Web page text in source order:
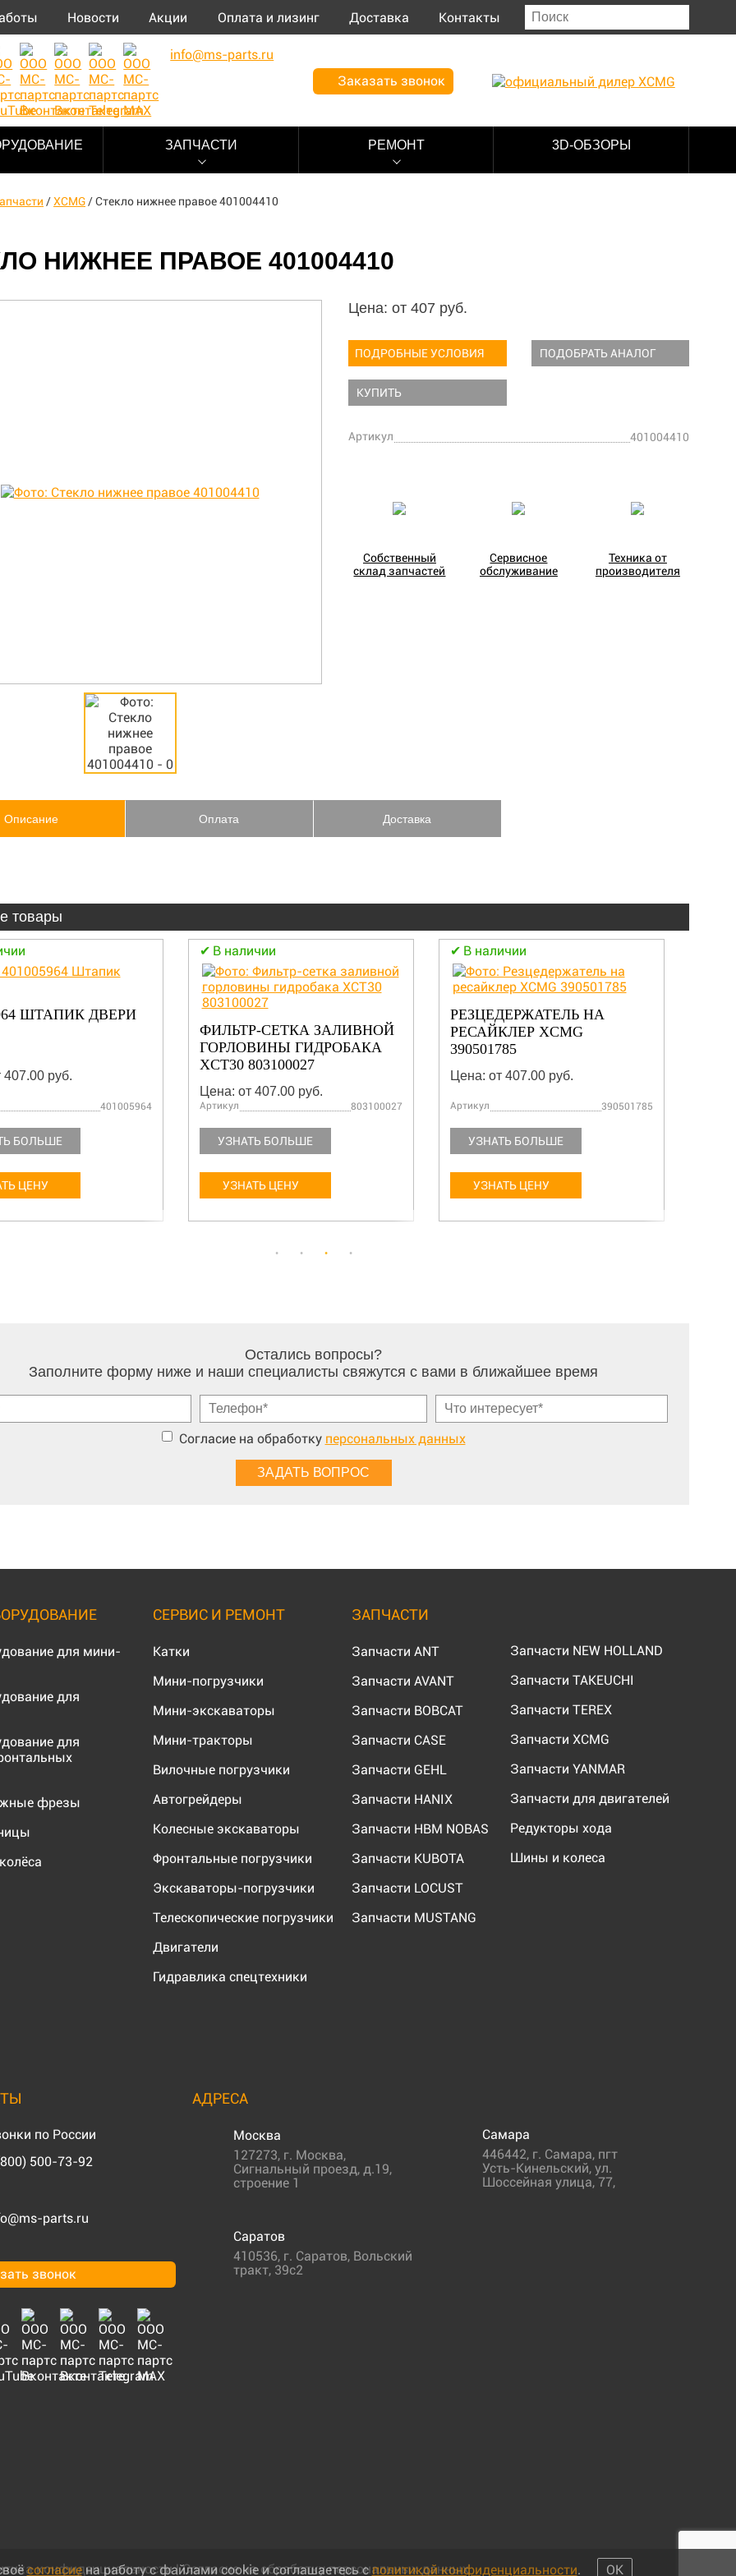
Новости Акции Оплата и лизинг Доставка Контакты
info@ms-parts.ru
Заказать звонок
ЗАПЧАСТИ РЕМОНТ 3D-ОБЗОРЫ
/XCMG /Стекло нижнее правое 401004410
НИЖНЕЕ ПРАВОЕ 401004410
Цена: от 407 руб.
ПОДРОБНЫЕ УСЛОВИЯ ПОДОБРАТЬ АНАЛОГ
КУПИТЬ
Артикул 401004410
Собственный
склад запчастей
Сервисное
обслуживание
Техника от
производителя
Описание Оплата Доставка
товары
ШТАПИК ДВЕРИ
407.00 руб.
401005964
БОЛЬШЕ
ЦЕНУ
В наличии
ФИЛЬТР-СЕТКА ЗАЛИВНОЙ
ГОРЛОВИНЫ ГИДРОБАКА
XCT30 803100027
Цена: от 407.00 руб.
Артикул 803100027
УЗНАТЬ БОЛЬШЕ
УЗНАТЬ ЦЕНУ
В наличии
РЕЗЦЕДЕРЖАТЕЛЬ НА
РЕСАЙКЛЕР XCMG
390501785
Цена: от 407.00 руб.
Артикул 390501785
УЗНАТЬ БОЛЬШЕ
УЗНАТЬ ЦЕНУ
Остались вопросы?
Заполните форму ниже и наши специалисты свяжутся с вами в ближайшее время
Согласие на обработку персональных данных
для мини-
для
для
фрезы
СЕРВИС И РЕМОНТ
Катки
Мини-погрузчики
Мини-экскаваторы
Мини-тракторы
Вилочные погрузчики
Автогрейдеры
Колесные экскаваторы
Фронтальные погрузчики
Экскаваторы-погрузчики
Телескопические погрузчики
Двигатели
Гидравлика спецтехники
ЗАПЧАСТИ
Запчасти ANT
Запчасти AVANT
Запчасти BOBCAT
Запчасти CASE
Запчасти GEHL
Запчасти HANIX
Запчасти HBM NOBAS
Запчасти KUBOTA
Запчасти LOCUST
Запчасти MUSTANG
Запчасти NEW HOLLAND
Запчасти TAKEUCHI
Запчасти TEREX
Запчасти XCMG
Запчасти YANMAR
Запчасти для двигателей
Редукторы хода
Шины и колеса
по России
500-73-92
parts.ru
звонок
АДРЕСА
Москва
127273, г. Москва,
Сигнальный проезд, д.19,
строение 1
Саратов
410536, г. Саратов, Вольский
тракт, 39с2
Самара
446442, г. Самара, пгт
Усть-Кинельский, ул.
Шоссейная улица, 77,
конфиденциальности|Согласие на обработку персональных данных
согласиена работу с файлами cookie и соглашаетесь сполитикой конфиденциальности. ОК